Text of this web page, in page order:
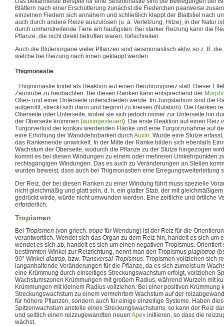
Blättern nach einer Erschütterung zunächst die Fiederchen paarweise
einzelnen Fiedern sich annähern und schließlich klappt der Blattstiel nach
auch durch andere Reize auszulösen (u. a. Verletzung, Hitze), in der Natur
durch umherstreifende Tiere am häufigsten. Bei starker Reizung kann die
Pflanze, die nicht direkt betroffen waren, fortschreiten.
Auch die Blütenorgane vieler Pflanzen sind seismonastisch aktiv, so z. B.
welche bei Reizung nach innen geklappt werden.
Thigmonastie
Thigmonastie findet als Reaktion auf einen Berührungsreiz statt. Dieser
Zaunrübe zu beobachten. Bei diesen Ranken kann entsprechend der
Ober- und einer Unterseite unterschieden werde. Im Jungstadium sind die
aufgerollt, streckt sich dann und beginnt zu kreisen (Nutation). Die Ranken
Oberseite oder Unterseite, wobei sie sich jedoch immer zur Unterseite hin
der Oberseite krümmen (auxingesteuert). Die erste Reaktion auf einen Reiz
Turgorverlust der konkav werdenden Flanke und eine Turgorzunahme auf
eine Erhöhung der Wanddehnbarkeit durch Auxin . Wurde eine Stütze
das Rankenende umwickelt. In der Mitte der Ranke bilden sich ebenfalls
Wachstum der Oberseite, wodurch die Pflanze zu der Stütze hingezogen
kommt es bei diesen Windungen zu einem oder mehreren Umkehrpunkten
rechtsgängigen Windungen. Das es auch zu Veränderungen an Stellen
wurden beweist, dass auch bei Thigmonastien eine Erregungsweiterleitung
Der Reiz, der bei diesen Ranken zu einer Windung führt muss spezielle
nicht gleichmäßig und glatt sein, d. h. ein glatter Stab, der mit
gedrückt wirde, würde nicht umwunden werden. Eine zeitliche und örtliche
erforderlich.
Tropismen
Bei Tropismen (von griech. trope für Wendung) ist der Reiz für die
verantwortlich. Wendet sich das Organ zu dem Reiz hin, handelt es sich um
wendet es sich ab, handelt es sich um einen negativen Tropismus.
bestimmten Winkel zur Reizrichtung, nennt man den Tropismus plagiotrop
90° Winkel diatrop , bzw. Transversal-Tropismus . Tropismen vollziehen sich
langanhaltende Veränderungen für die Pflanze, da es sich zumeist um
eine Krümmung durch einseitiges Streckungswachstum erfolgt, vollziehen
Wachstumszonen Krümmungen mit großem Radius, während Wurzeln mit
Krümmungen mit kleinem Radius vollziehen. Bei einer positiven Krümmung
Streckungswachstum zu einem vermehrtem Wachstum auf der
für höhere Pflanzen, sondern auch für einige einzellige Systeme. Haben
Spitzenwachstum anstelle eines Streckungswachstums, so kann der Reiz
und seitlich einen reizzugewandten neuen Apex initiieren, so dass die
wächst.